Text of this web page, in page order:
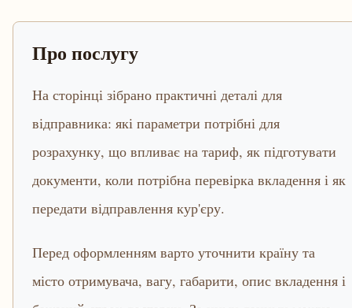
Про послугу
На сторінці зібрано практичні деталі для
відправника: які параметри потрібні для
розрахунку, що впливає на тариф, як підготувати
документи, коли потрібна перевірка вкладення і як
передати відправлення кур'єру.
Перед оформленням варто уточнити країну та
місто отримувача, вагу, габарити, опис вкладення і